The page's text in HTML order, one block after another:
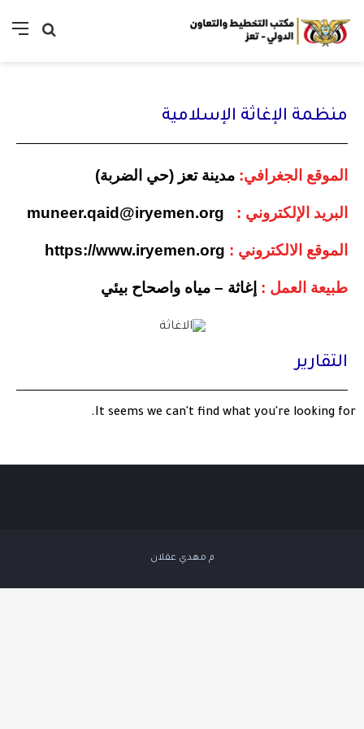
منظمة الإغاثة الإسلامية
الموقع الجغرافي: مدينة تعز (حي الضربة)
البريد الإلكتروني :
الموقع الالكتروني :
طبيعة العمل : إغاثة – مياه واصحاح بيئي
التقارير
It seems we can't find what you're looking for.
م مهدي عقلان